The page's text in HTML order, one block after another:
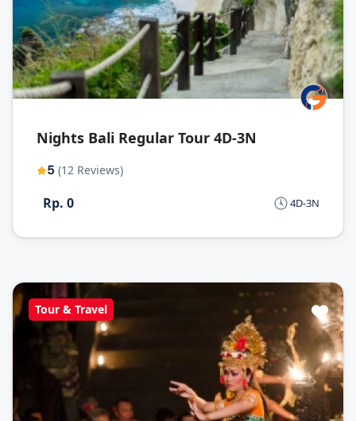
Nights Bali Regular Tour 4D-3N
5 (12 Reviews)
4D-3N
Rp. 0
Tour & Travel